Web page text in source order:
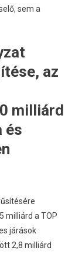
sem a
az
milliárd
és
milliárd a TOP
járások
2,8 milliárd